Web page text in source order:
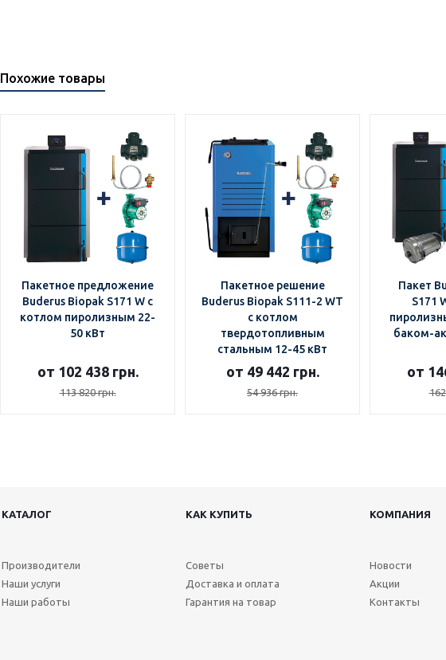
Похожие товары
Пакетное предложение
Buderus Biopak S171 W с
котлом пиролизным 22-
50 кВт
от 102 438 грн.
113 820 грн.
Пакетное решение
Buderus Biopak S111-2 WT
с котлом
твердотопливным
стальным 12-45 кВт
от 49 442 грн.
54 936 грн.
Пакет
S171
баком-
от
КАТАЛОГ КАК КУПИТЬ КОМПАНИЯ
Производители
Наши услуги
Наши работы
Советы
Доставка и оплата
Гарантия на товар
Новости
Акции
Контакты